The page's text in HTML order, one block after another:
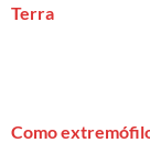
Terra
Como